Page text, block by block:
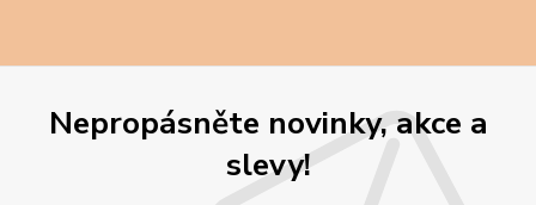
Nepropásněte novinky, akce a
slevy!